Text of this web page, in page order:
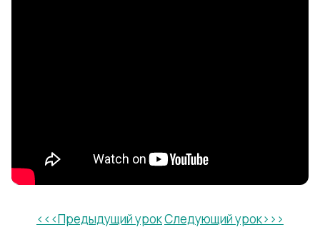
<<<Предыдущий урокСледующий урок>>>